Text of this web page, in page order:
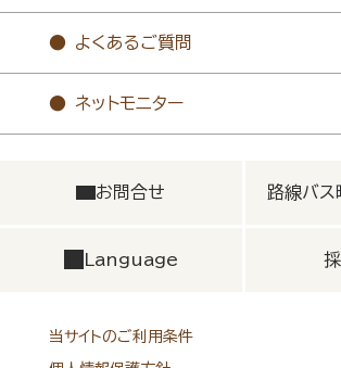
よくあるご質問
ネットモニター
お問合せ 路線バス
Language
当サイトのご利用条件